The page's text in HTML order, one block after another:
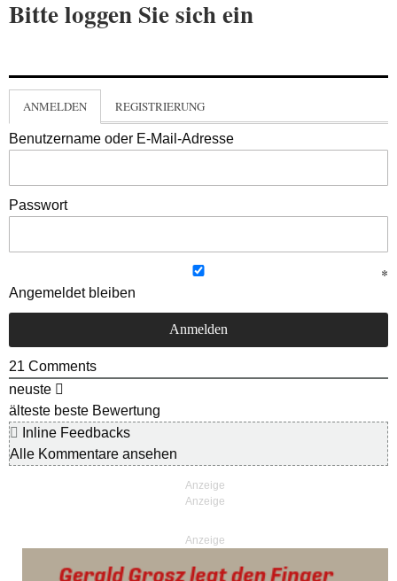
Bitte loggen Sie sich ein
ANMELDEN REGISTRIERUNG
Benutzername oder E-Mail-Adresse
Passwort
Angemeldet bleiben
21 Comments
neuste
älteste beste Bewertung
Inline Feedbacks
Alle Kommentare ansehen
Anzeige